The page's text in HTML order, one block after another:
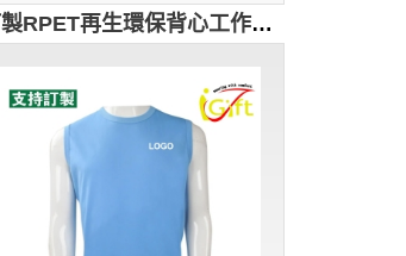
[訂製RPET再生環保背心工作制服]｜工地地盤工作服｜訂製公司、地盤工業制服logo｜GRS認證環保回收紗｜可持續發展｜反光帶設計｜D443